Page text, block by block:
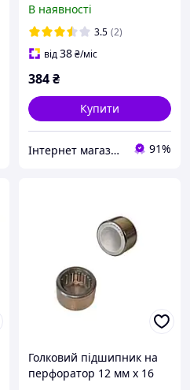
перехідником
В наявності
3.5 (2)
від38₴/міс
384₴
Купити
Інтернет магазин "МК" 91%
Голковий підшипник на
перфоратор 12 мм х 16